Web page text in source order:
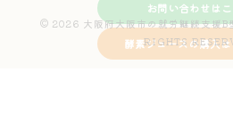
お問い合わせは
酵素ジュースの購入は
© 2026 大阪府大阪市の就労継続支援B
RIGHTS